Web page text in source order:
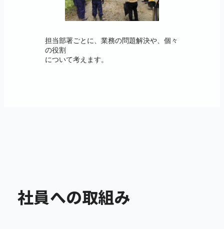
担当部署ごとに、業務の問題解決や、個々
の役割
について考えます。
社員への取組み